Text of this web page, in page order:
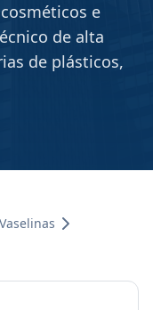
e
de alta
de plásticos,